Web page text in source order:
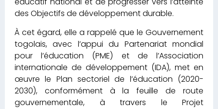
des Objectifs de développement durable.
À cet égard, elle a rappelé que le Gouvernement
togolais, avec l’appui du Partenariat mondial
pour l’éducation (PME) et de l’Association
internationale de développement (IDA), met en
œuvre le Plan sectoriel de l’éducation (2020-
2030), conformément à la feuille de route
gouvernementale, à travers le Projet